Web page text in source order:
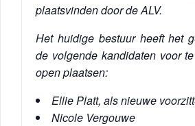
plaatsvinden door de ALV.
Het huidige bestuur heeft het
de volgende kandidaten voor
open plaatsen:
Ellie Platt, als nieuwe
Nicole Vergouwe